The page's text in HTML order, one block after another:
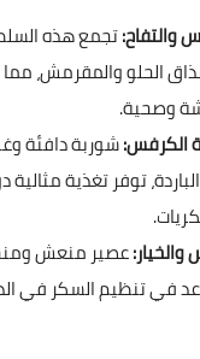
والتفاح:تجمع هذه
الحلو والمقرمش، مما
وصحية.
الكرفس:شوربة دافئة
الباردة، توفر تغذية
عصير منعش
في تنظيم السكر في